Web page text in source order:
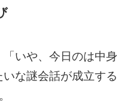
「いや、今日のは中身
な謎会話が成立する